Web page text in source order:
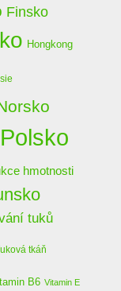
Finsko
Hongkong
Polsko
hmotnosti
tuků
tkáň
B6 Vitamin E